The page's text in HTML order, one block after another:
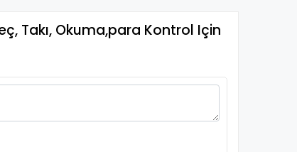
Takı, Okuma,para Kontrol Için